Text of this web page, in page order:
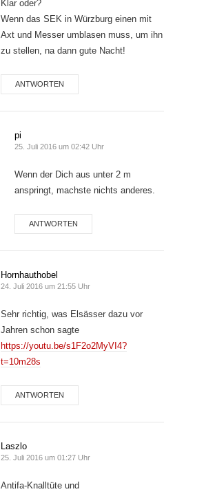
Klar oder?
Wenn das SEK in Würzburg einen mit
Axt und Messer umblasen muss, um ihn
zu stellen, na dann gute Nacht!
ANTWORTEN
pi
25. Juli 2016 um 02:42 Uhr
Wenn der Dich aus unter 2 m
anspringt, machste nichts anderes.
ANTWORTEN
Hornhauthobel
24. Juli 2016 um 21:55 Uhr
Sehr richtig, was Elsässer dazu vor
Jahren schon sagte
https://youtu.be/s1F2o2MyVI4?
t=10m28s
ANTWORTEN
Laszlo
25. Juli 2016 um 01:27 Uhr
Antifa-Knalltüte und